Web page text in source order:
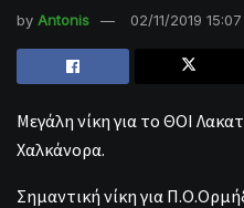
by Antonis 02/11/2019 15:07
Μεγάλη νίκη για το ΘΟΙ
Χαλκάνορα.
Σημαντική νίκη για